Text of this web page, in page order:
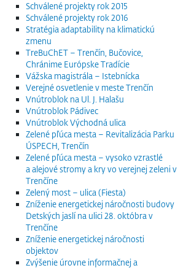
Schválené projekty rok 2015
Schválené projekty rok 2016
Stratégia adaptability na klimatickú
zmenu
TreBuChET – Trenčín, Bučovice,
Chránime Európske Tradície
Vážska magistrála – Istebnícka
Verejné osvetlenie v meste Trenčín
Vnútroblok na Ul. J. Halašu
Vnútroblok Pádivec
Vnútroblok Východná ulica
Zelené pľúca mesta – Revitalizácia Parku
ÚSPECH, Trenčín
Zelené pľúca mesta – vysoko vzrastlé
a alejové stromy a kry vo verejnej zeleni v
Trenčíne
Zelený most – ulica (Fiesta)
Zníženie energetickej náročnosti budovy
Detských jaslí na ulici 28. októbra v
Trenčíne
Zníženie energetickej náročnosti
objektov
Zvýšenie úrovne informačnej a